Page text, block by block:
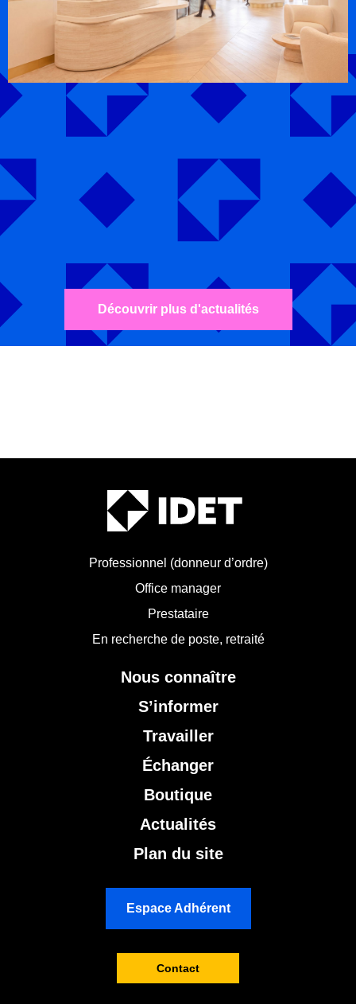
Découvrir plus d'actualités
Professionnel (donneur d’ordre)
Office manager
Prestataire
En recherche de poste, retraité
Nous connaître
S’informer
Travailler
Échanger
Boutique
Actualités
Plan du site
Espace Adhérent
Contact